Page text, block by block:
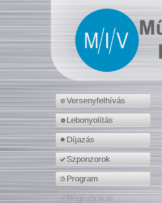
Versenyfelhívás
Lebonyolítás
Díjazás
Szponzorok
Program
Regisztráció